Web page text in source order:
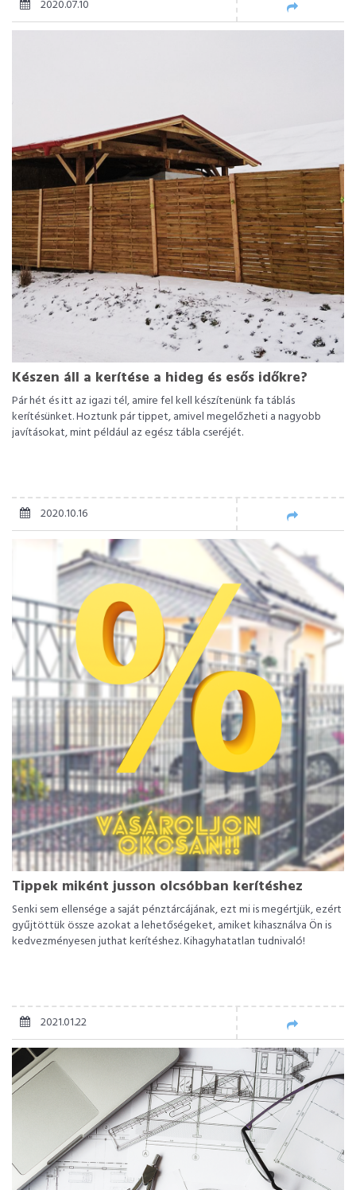
2020.07.10
Készen áll a kerítése a hideg és esős időkre?
Pár hét és itt az igazi tél, amire fel kell készítenünk fa táblás
kerítésünket. Hoztunk pár tippet, amivel megelőzheti a nagyobb
javításokat, mint például az egész tábla cseréjét.
2020.10.16
Tippek miként jusson olcsóbban kerítéshez
Senki sem ellensége a saját pénztárcájának, ezt mi is megértjük, ezért
gyűjtöttük össze azokat a lehetőségeket, amiket kihasználva Ön is
kedvezményesen juthat kerítéshez. Kihagyhatatlan tudnivaló!
2021.01.22